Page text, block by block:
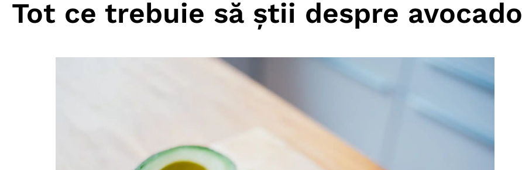
Tot ce trebuie să știi despre avocado